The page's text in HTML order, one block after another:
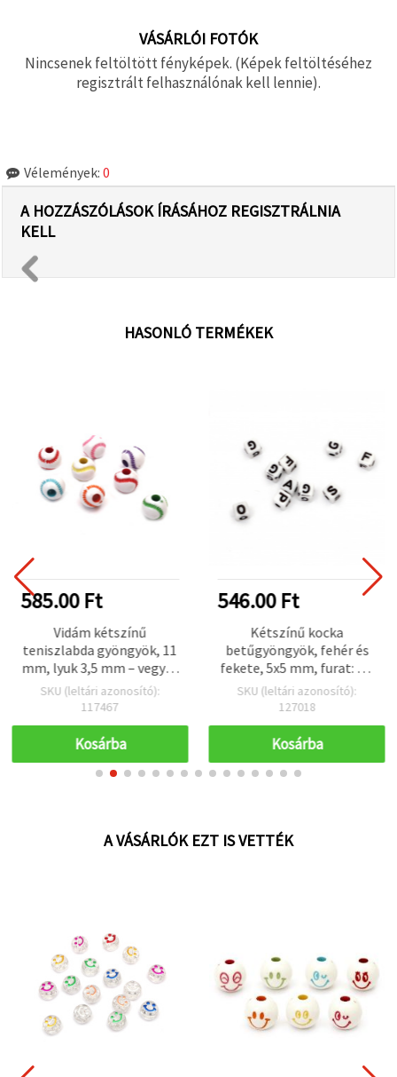
VÁSÁRLÓI FOTÓK
Nincsenek feltöltött fényképek. (Képek feltöltéséhez
regisztrált felhasználónak kell lennie).
Vélemények: 0
A HOZZÁSZÓLÁSOK ÍRÁSÁHOZ REGISZTRÁLNIA
KELL
HASONLÓ TERMÉKEK
585.00 Ft
Vidám kétszínű
teniszlabda gyöngyök, 11
mm, lyuk 3,5 mm – vegyes
színek, 50 g (~60 db) –
sportos DIY ékszerekhez
projektekhez
SKU (leltári azonosító):
117467
Kosárba
546.00 Ft
Kétszínű kocka
betűgyöngyök, fehér és
fekete, 5x5 mm, furat: 1,5
mm, 20 g (~200 db)
SKU (leltári azonosító):
127018
Kosárba
A VÁSÁRLÓK EZT IS VETTÉK